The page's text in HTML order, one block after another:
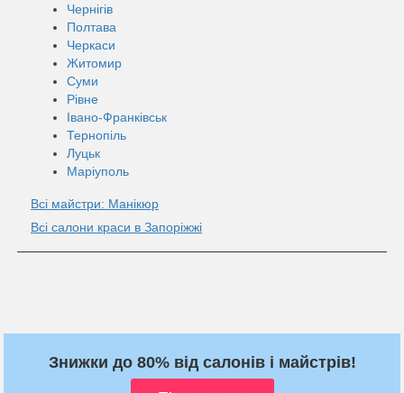
Чернігів
Полтава
Черкаси
Житомир
Суми
Рівне
Івано-Франківськ
Тернопіль
Луцьк
Маріуполь
Всі майстри: Манікюр
Всі салони краси в Запоріжжі
Знижки до 80% від салонів і майстрів!